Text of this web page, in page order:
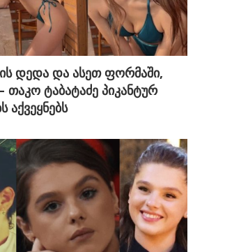
დედა და ასეთ ფორმაში,
თაკო ტაბატაძე პიკანტურ
აქვეყნებს